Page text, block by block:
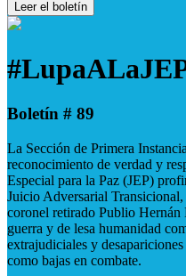
Leer el boletín
Boletín # 89
La Sección de Primera
reconocimiento de verdad y
Especial para la Paz (JEP)
Juicio Adversarial
coronel retirado Publio
guerra y de lesa humanidad
extrajudiciales y
como bajas en combate.